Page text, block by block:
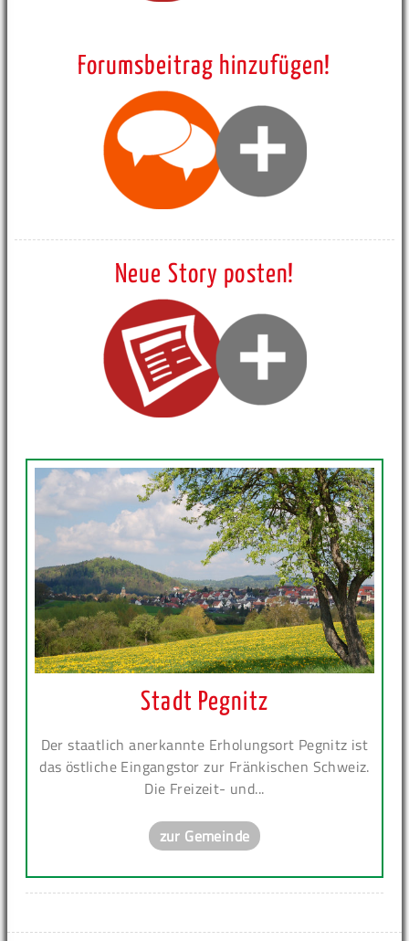
Forumsbeitrag hinzufügen!
Neue Story posten!
Stadt Pegnitz
Der staatlich anerkannte Erholungsort Pegnitz ist
das östliche Eingangstor zur Fränkischen Schweiz.
Die Freizeit- und...
zur Gemeinde